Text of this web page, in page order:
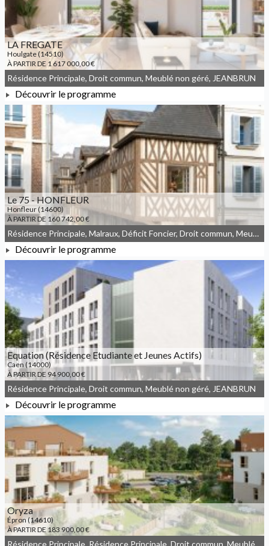
LA FREGATE
Houlgate (14510)
À PARTIR DE 1 617 000,00 €
À PARTIR DE 1 617 000,00 €
Résidence Principale, Droit commun, Meublé non géré, JEANBRUN
Découvrir le programme
Le 75 - HONFLEUR
Honfleur (14600)
À PARTIR DE 160 742,00 €
À PARTIR DE 160 742,00 €
Résidence Principale, Malraux, Déficit Foncier, Droit commun, Meublé non géré
Découvrir le programme
Equation (Résidence Etudiante et Jeunes Actifs)
Caen (14000)
À PARTIR DE 94 900,00 €
À PARTIR DE 94 900,00 €
Résidence Principale, Droit commun, Meublé non géré, JEANBRUN
Découvrir le programme
Oryza
Épron (14610)
À PARTIR DE 183 900,00 €